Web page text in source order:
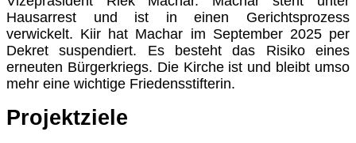
Hausarrest und ist in einen Gerichtsprozess
verwickelt. Kiir hat Machar im September 2025 per
Dekret suspendiert. Es besteht das Risiko eines
erneuten Bürgerkriegs. Die Kirche ist und bleibt umso
mehr eine wichtige Friedensstifterin.
Projektziele